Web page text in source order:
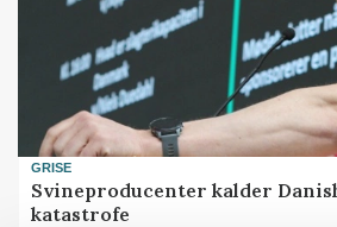
GRISE
Svineproducenter kalder
katastrofe